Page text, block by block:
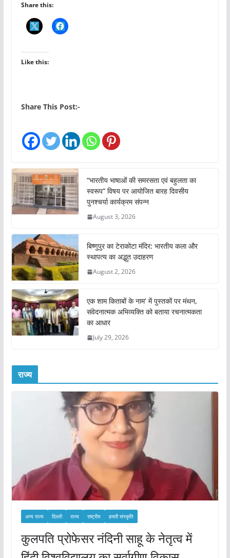
Share this:
Like this:
Share This Post:-
“भारतीय भाषाओं की समरसता एवं बहुलता का
स्वरूप” विषय पर आयोजित बारह दिवसीय
पुनश्चर्या कार्यक्रम संपन्न
August 3, 2026
बिष्णुपुर का टेराकोटा मंदिर: भारतीय कला और
स्थापत्य का अद्भुत उदाहरण
August 2, 2026
एक शाम किताबों के नाम’ में पुस्तकों पर मंथन,
संवेदनात्मक अभिव्यक्ति को बताया रचनात्मकता
का आधार
July 29, 2026
राज्य
अन्य राज्य दिल्ली राज्य राष्ट्रीय हमारी संस्कृति
कुलपति प्रोफेसर नंदिनी साहू के नेतृत्व में